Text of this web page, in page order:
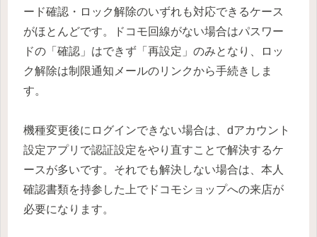
ード確認・ロック解除のいずれも対応できるケース
がほとんどです。ドコモ回線がない場合はパスワー
ドの「確認」はできず「再設定」のみとなり、ロッ
ク解除は制限通知メールのリンクから手続きしま
す。
機種変更後にログインできない場合は、dアカウント
設定アプリで認証設定をやり直すことで解決するケ
ースが多いです。それでも解決しない場合は、本人
確認書類を持参した上でドコモショップへの来店が
必要になります。